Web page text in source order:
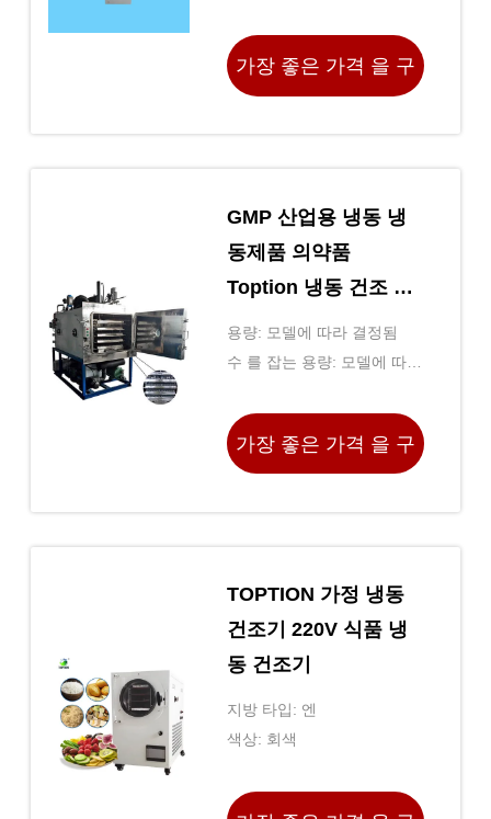
가장 좋은 가격 을 구
GMP 산업용 냉동 냉
동제품 의약품
Toption 냉동 건조 의
약품
용량: 모델에 따라 결정됨
수 를 잡는 용량: 모델에 따라
가장 좋은 가격 을 구
TOPTION 가정 냉동
건조기 220V 식품 냉
동 건조기
지방 타입: 엔
색상: 회색